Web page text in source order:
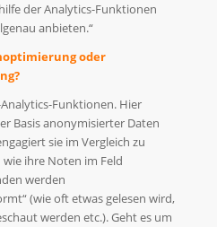
der Analytics-Funktionen
anbieten.“
oder
Funktionen. Hier
Basis anonymisierter Daten
sie im Vergleich zu
ihre Noten im Feld
werden
(wie oft etwas gelesen wird,
werden etc.). Geht es um